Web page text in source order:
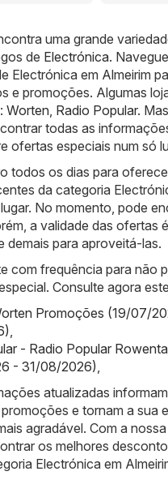
uma grande
de Electrónica.
Electrónica em Almeirim
e promoções. Algumas
Worten Radio Popular.
todas as
ofertas especiais num só
todos os dias para
da categoria
No momento, pode
a validade das ofertas é
demais para aproveitá-las.
com frequência para não
Consulte agora
Promoções (19/07/
- Radio Popular Rowenta
- 31/08/2026)
atualizadas
e tornam a sua
agradável. Com a nossa
os melhores
Electrónica em